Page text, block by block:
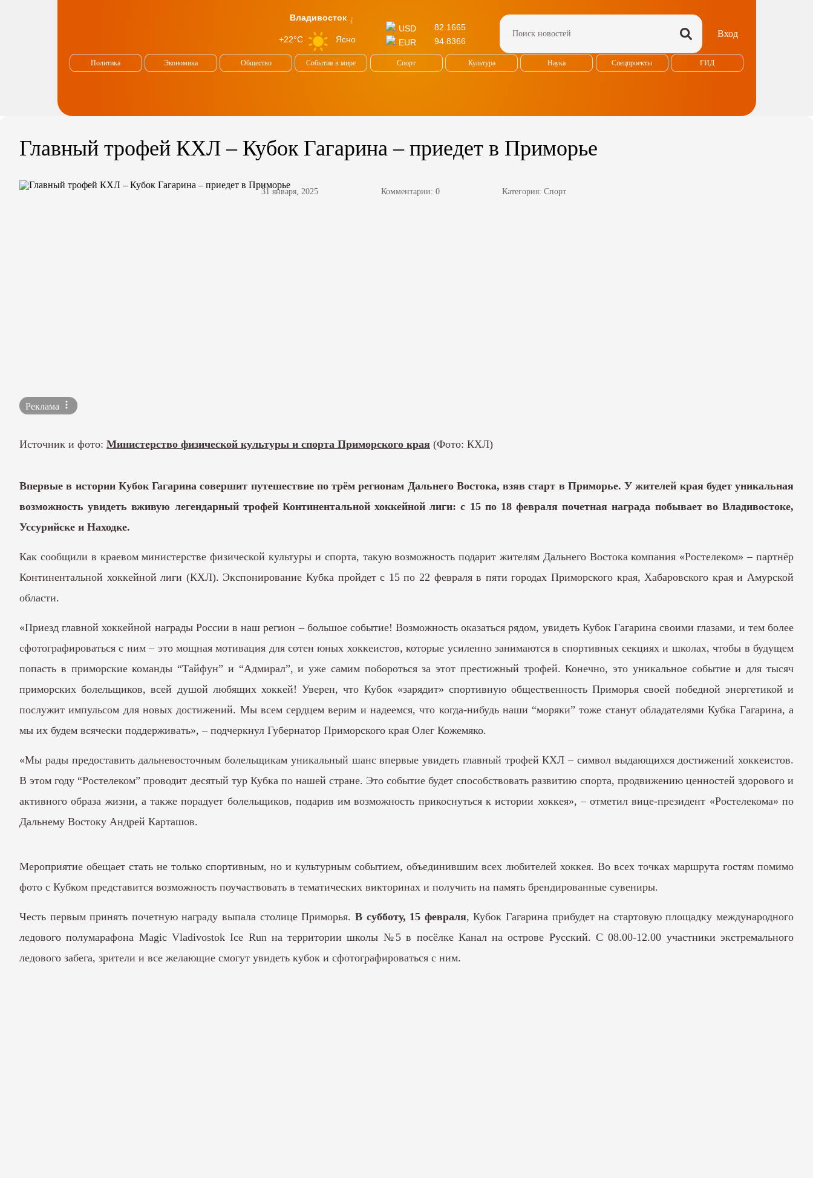
Владивосток
+22°C Ясно
USD
82.1665
EUR
94.8366
Вход
Политика Экономика Общество События в мире Спорт Культура Наука Спецпроекты ГИД
Главный трофей КХЛ – Кубок Гагарина – приедет в Приморье
31 января, 2025 Комментарии: 0 Категория: Спорт
Реклама
Источник и фото: Министерство физической культуры и спорта Приморского края (Фото: КХЛ)
Впервые в истории Кубок Гагарина совершит путешествие по трём регионам Дальнего Востока, взяв старт в Приморье. У жителей края будет уникальная
возможность увидеть вживую легендарный трофей Континентальной хоккейной лиги: с 15 по 18 февраля почетная награда побывает во Владивостоке,
Уссурийске и Находке.
Как сообщили в краевом министерстве физической культуры и спорта, такую возможность подарит жителям Дальнего Востока компания «Ростелеком» – партнёр
Континентальной хоккейной лиги (КХЛ). Экспонирование Кубка пройдет с 15 по 22 февраля в пяти городах Приморского края, Хабаровского края и Амурской
области.
«Приезд главной хоккейной награды России в наш регион – большое событие! Возможность оказаться рядом, увидеть Кубок Гагарина своими глазами, и тем более
сфотографироваться с ним – это мощная мотивация для сотен юных хоккеистов, которые усиленно занимаются в спортивных секциях и школах, чтобы в будущем
попасть в приморские команды “Тайфун” и “Адмирал”, и уже самим побороться за этот престижный трофей. Конечно, это уникальное событие и для тысяч
приморских болельщиков, всей душой любящих хоккей! Уверен, что Кубок «зарядит» спортивную общественность Приморья своей победной энергетикой и
послужит импульсом для новых достижений. Мы всем сердцем верим и надеемся, что когда-нибудь наши “моряки” тоже станут обладателями Кубка Гагарина, а
мы их будем всячески поддерживать», – подчеркнул Губернатор Приморского края Олег Кожемяко.
«Мы рады предоставить дальневосточным болельщикам уникальный шанс впервые увидеть главный трофей КХЛ – символ выдающихся достижений хоккеистов.
В этом году “Ростелеком” проводит десятый тур Кубка по нашей стране. Это событие будет способствовать развитию спорта, продвижению ценностей здорового и
активного образа жизни, а также порадует болельщиков, подарив им возможность прикоснуться к истории хоккея», – отметил вице-президент «Ростелекома» по
Дальнему Востоку Андрей Карташов.
Мероприятие обещает стать не только спортивным, но и культурным событием, объединившим всех любителей хоккея. Во всех точках маршрута гостям помимо
фото с Кубком представится возможность поучаствовать в тематических викторинах и получить на память брендированные сувениры.
Честь первым принять почетную награду выпала столице Приморья. В субботу, 15 февраля, Кубок Гагарина прибудет на стартовую площадку международного
ледового полумарафона Magic Vladivostok Ice Run на территории школы №5 в посёлке Канал на острове Русский. С 08.00-12.00 участники экстремального
ледового забега, зрители и все желающие смогут увидеть кубок и сфотографироваться с ним.